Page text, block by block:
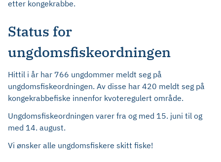
etter kongekrabbe.
Status for
ungdomsfiskeordningen
Hittil i år har 766 ungdommer meldt seg på
ungdomsfiskeordningen. Av disse har 420 meldt seg på
kongekrabbefiske innenfor kvoteregulert område.
Ungdomsfiskeordningen varer fra og med 15. juni til og
med 14. august.
Vi ønsker alle ungdomsfiskere skitt fiske!